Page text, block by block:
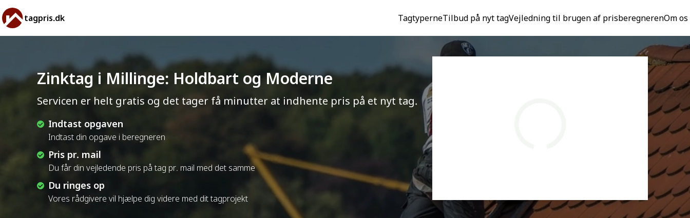
tagpris.dk TagtyperneTilbud på nyt tagVejledning til brugen af prisberegnerenOm os
Zinktag i Millinge: Holdbart og Moderne
Servicen er helt gratis og det tager få minutter at indhente pris på et nyt tag.
Indtast opgaven
Indtast din opgave i beregneren
Pris pr. mail
Du får din vejledende pris på tag pr. mail med det samme
Du ringes op
Vores rådgivere vil hjælpe dig videre med dit tagprojekt